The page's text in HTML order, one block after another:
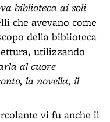
biblioteca ai soli
che avevano come
della biblioteca
utilizzando
al cuore
la novella, il
vi fu anche il